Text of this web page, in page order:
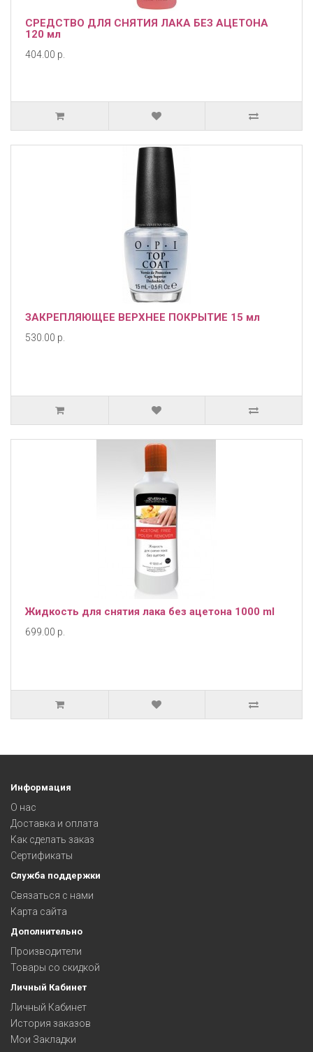
СРЕДСТВО ДЛЯ СНЯТИЯ ЛАКА БЕЗ АЦЕТОНА
120 мл
404.00 р.
ЗАКРЕПЛЯЮЩЕЕ ВЕРХНЕЕ ПОКРЫТИЕ 15 мл
530.00 р.
Жидкость для снятия лака без ацетона 1000 ml
699.00 р.
Информация
О нас
Доставка и оплата
Как сделать заказ
Сертификаты
Служба поддержки
Связаться с нами
Карта сайта
Дополнительно
Производители
Товары со скидкой
Личный Кабинет
Личный Кабинет
История заказов
Мои Закладки